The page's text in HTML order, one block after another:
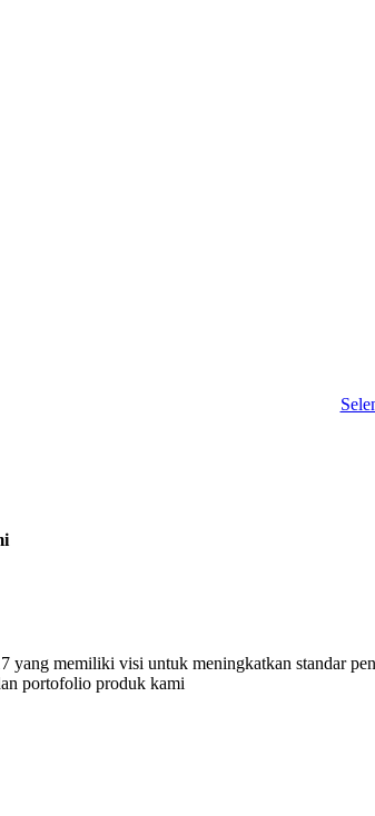
yang memiliki visi untuk meningkatkan standar
portofolio produk kami